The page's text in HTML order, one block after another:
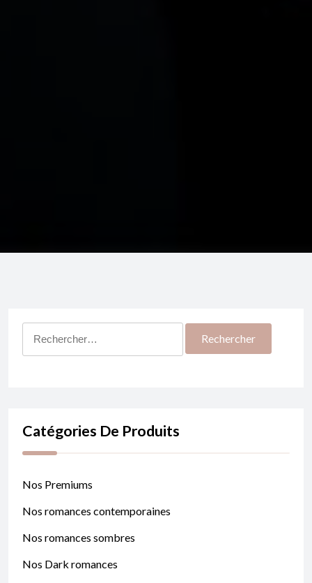
Catégories De Produits
Nos Premiums
Nos romances contemporaines
Nos romances sombres
Nos Dark romances